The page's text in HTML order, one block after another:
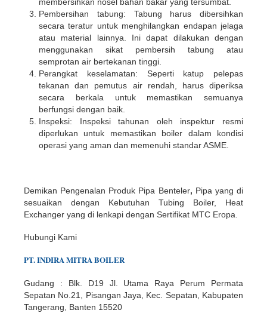
Pembersihan tabung: Tabung harus dibersihkan
secara teratur untuk menghilangkan endapan jelaga
atau material lainnya. Ini dapat dilakukan dengan
menggunakan sikat pembersih tabung atau
semprotan air bertekanan tinggi.
Perangkat keselamatan: Seperti katup pelepas
tekanan dan pemutus air rendah, harus diperiksa
secara berkala untuk memastikan semuanya
berfungsi dengan baik.
Inspeksi: Inspeksi tahunan oleh inspektur resmi
diperlukan untuk memastikan boiler dalam kondisi
operasi yang aman dan memenuhi standar ASME.
Demikan Pengenalan Produk Pipa Benteler, Pipa yang di
sesuaikan dengan Kebutuhan Tubing Boiler, Heat
Exchanger yang di lenkapi dengan Sertifikat MTC Eropa.
Hubungi Kami
PT.INDIRA MITRA BOILER
Gudang : Blk. D19 Jl. Utama Raya Perum Permata
Sepatan No.21, Pisangan Jaya, Kec. Sepatan, Kabupaten
Tangerang, Banten 15520